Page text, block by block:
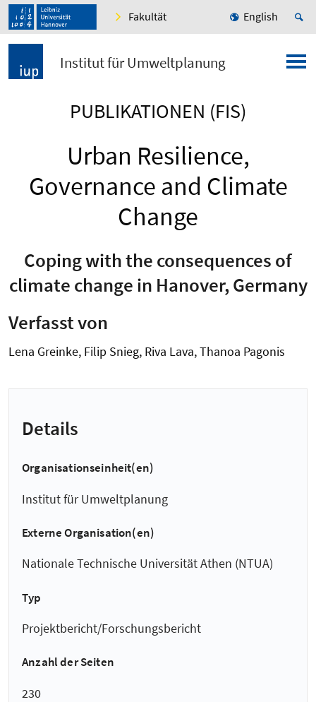
Fakultät English
Institut für Umweltplanung
PUBLIKATIONEN (FIS)
Urban Resilience,
Governance and Climate
Change
Coping with the consequences of
climate change in Hanover, Germany
Verfasst von
Lena Greinke, Filip Snieg, Riva Lava, Thanoa Pagonis
Details
Organisationseinheit(en)
Institut für Umweltplanung
Externe Organisation(en)
Nationale Technische Universität Athen (NTUA)
Typ
Projektbericht/Forschungsbericht
Anzahl der Seiten
230